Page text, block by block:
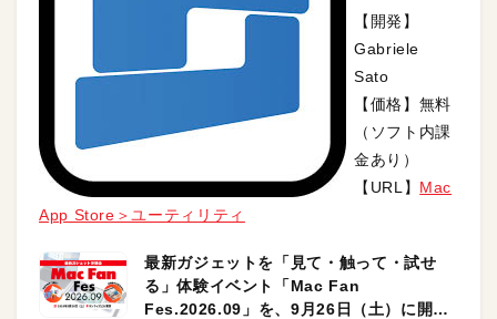
【開発】
Gabriele
Sato
【価格】無料
（ソフト内課
金あり）
【URL】 Mac
App Store＞ユーティリティ
最新ガジェットを「見て・触って・試せ
る」体験イベント「Mac Fan
Fes.2026.09」を、9月26日（土）に開催